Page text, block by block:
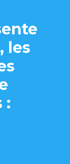
les
: